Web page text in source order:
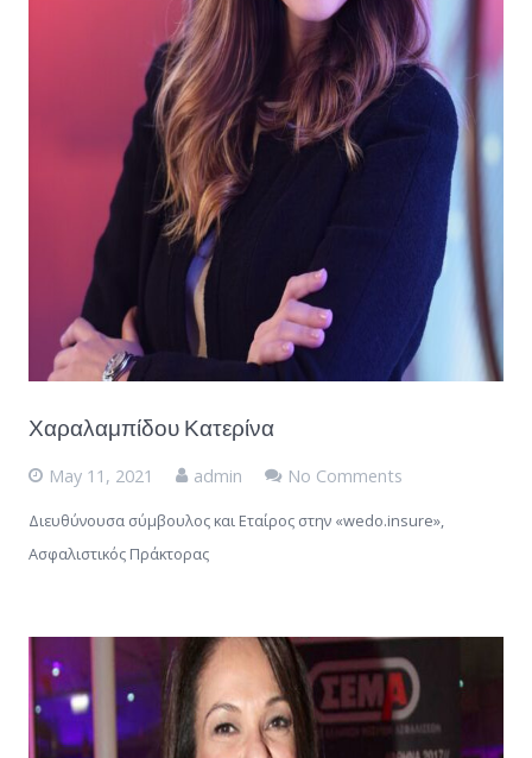
Χαραλαμπίδου Κατερίνα
May 11, 2021 admin No Comments
Διευθύνουσα σύμβουλος και Εταίρος στην «wedo.insure»,
Ασφαλιστικός Πράκτορας